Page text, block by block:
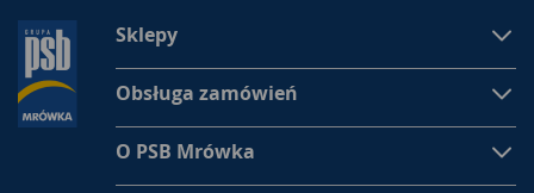
Sklepy
Obsługa zamówień
O PSB Mrówka